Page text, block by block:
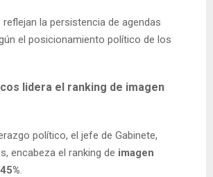
la persistencia de agendas
el posicionamiento político de los
lidera el ranking de imagen
político, el jefe de Gabinete,
encabeza el ranking de imagen
.